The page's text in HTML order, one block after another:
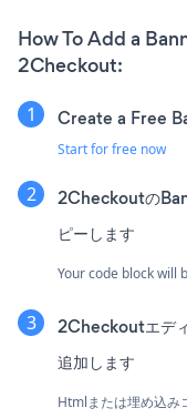
How To Add a
2Checkout:
Create a Free
Start for free now
2Checkoutの
ピーします
Your code block will
2Checkoutエデ
追加します
Htmlまたは埋め込み